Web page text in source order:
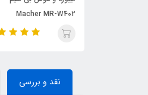
حروف فارسی
نقد و بررسی